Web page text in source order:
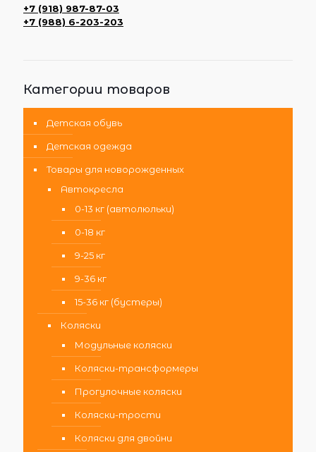
+7 (918) 987-87-03
+7 (988) 6-203-203
Категории товаров
Детская обувь
Детская одежда
Товары для новорожденных
Автокресла
0-13 кг (автолюльки)
0-18 кг
9-25 кг
9-36 кг
15-36 кг (бустеры)
Коляски
Модульные коляски
Коляски-трансформеры
Прогулочные коляски
Коляски-трости
Коляски для двойни